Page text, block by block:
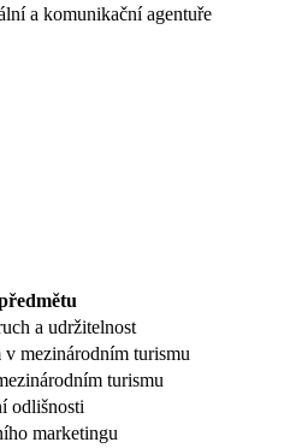
a komunikační agentuře
a udržitelnost
mezinárodním turismu
turismu
odlišnosti
marketingu